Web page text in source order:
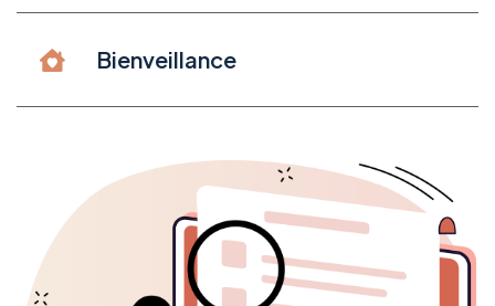
Bienveillance